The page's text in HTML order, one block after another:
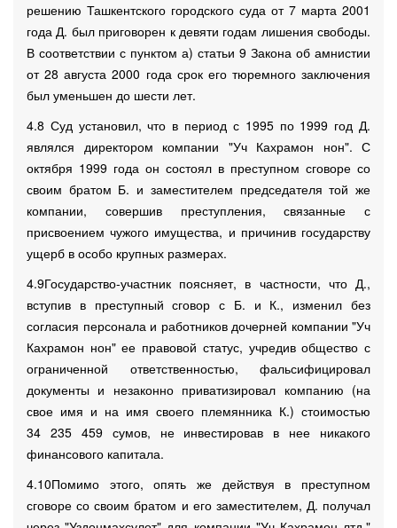
решению Ташкентского городского суда от 7 марта 2001
года Д. был приговорен к девяти годам лишения свободы.
В соответствии с пунктом а) статьи 9 Закона об амнистии
от 28 августа 2000 года срок его тюремного заключения
был уменьшен до шести лет.
4.8 Суд установил, что в период с 1995 по 1999 год Д.
являлся директором компании "Уч Кахрамон нон". С
октября 1999 года он состоял в преступном сговоре со
своим братом Б. и заместителем председателя той же
компании, совершив преступления, связанные с
присвоением чужого имущества, и причинив государству
ущерб в особо крупных размерах.
4.9Государство-участник поясняет, в частности, что Д.,
вступив в преступный сговор с Б. и К., изменил без
согласия персонала и работников дочерней компании "Уч
Кахрамон нон" ее правовой статус, учредив общество с
ограниченной ответственностью, фальсифицировал
документы и незаконно приватизировал компанию (на
свое имя и на имя своего племянника К.) стоимостью
34 235 459 сумов, не инвестировав в нее никакого
финансового капитала.
4.10Помимо этого, опять же действуя в преступном
сговоре со своим братом и его заместителем, Д. получал